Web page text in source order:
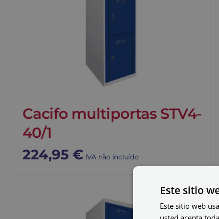
Cacifo multiportas STV4-
40/1
224,95 € IVA não incluído
Este sitio
Este sitio web